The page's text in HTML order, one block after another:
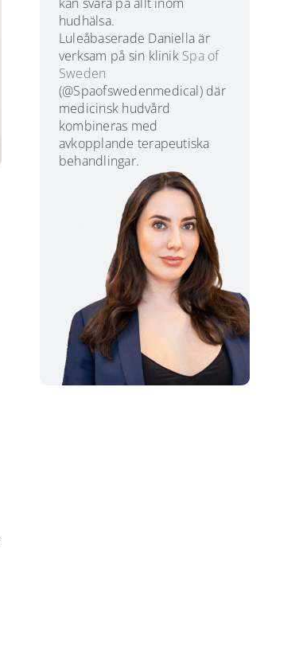
hudhälsa.
Luleåbaserade Daniella är
verksam på sin klinik Spa of
Sweden
(@Spaofswedenmedical) där
medicinsk hudvård
kombineras med
avkopplande terapeutiska
behandlingar.